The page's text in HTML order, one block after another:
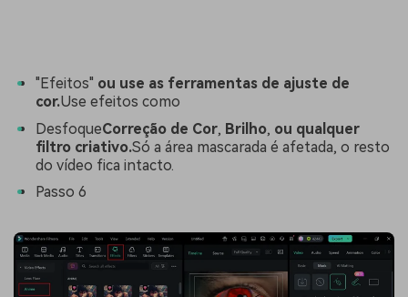
"Efeitos" ou use as ferramentas de ajuste de
cor.Use efeitos como
DesfoqueCorreção de Cor, Brilho, ou qualquer
filtro criativo.Só a área mascarada é afetada, o resto
do vídeo fica intacto.
Passo 6